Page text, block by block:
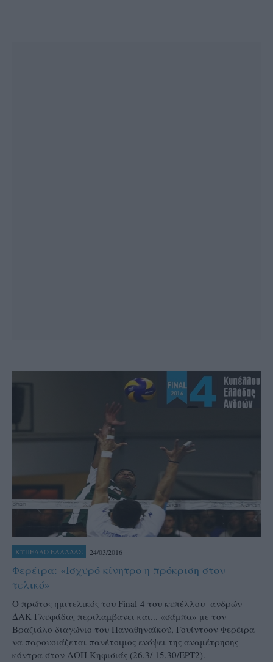
ΚΥΠΕΛΛΟ ΕΛΛΑΔΑΣ 24/03/2016
Φερέιρα: «Ισχυρό κίνητρο η πρόκριση στον
τελικό»
Ο πρώτος ημιτελικός του Final-4 του κυπέλλου ανδρών
ΔΑΚ Γλυφάδας περιλαμβανει και... «σάμπα» με τον
Βραζιάλο διαγώνιο του Παναθηναϊκού, Γουίντσον Φερέιρα
να παρουσιάζεται πανέτοιμος ενόψει της αναμέτρησης
κόντρα στον ΑΟΠ Κηφισιάς (26.3/ 15.30/ΕΡΤ2).